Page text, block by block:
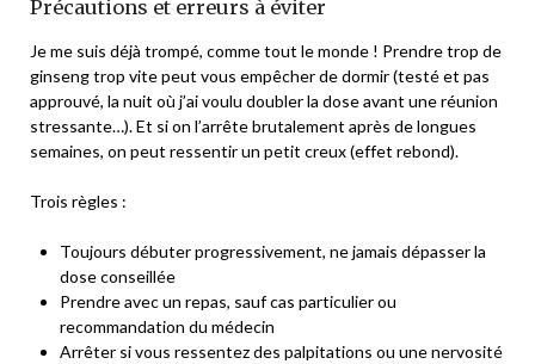
Précautions et erreurs à éviter
Je me suis déjà trompé, comme tout le monde ! Prendre trop de
ginseng trop vite peut vous empêcher de dormir (testé et pas
approuvé, la nuit où j’ai voulu doubler la dose avant une réunion
stressante…). Et si on l’arrête brutalement après de longues
semaines, on peut ressentir un petit creux(effet rebond).
Trois règles :
Toujours débuter progressivement, ne jamais dépasser la
dose conseillée
Prendre avec un repas, sauf cas particulier ou
recommandation du médecin
Arrêter si vous ressentez des palpitations ou une nervosité